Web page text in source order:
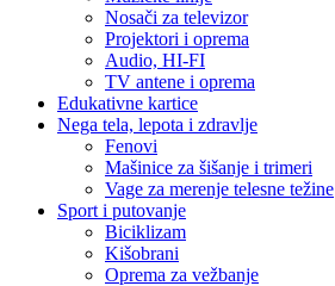
Nosači za televizor
Projektori i oprema
Audio, HI-FI
TV antene i oprema
Edukativne kartice
Nega tela, lepota i zdravlje
Fenovi
Mašinice za šišanje i trimeri
Vage za merenje telesne težine
Sport i putovanje
Biciklizam
Kišobrani
Oprema za vežbanje